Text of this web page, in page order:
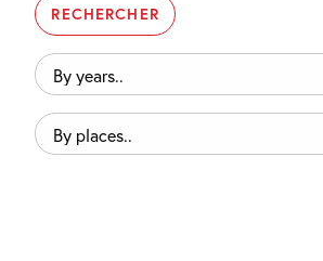
By
years..
By
places..